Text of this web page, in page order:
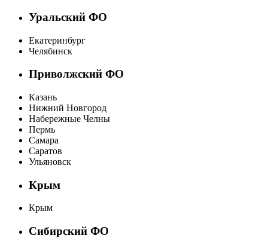
Уральский ФО
Екатеринбург
Челябинск
Приволжский ФО
Казань
Нижний Новгород
Набережные Челны
Пермь
Самара
Саратов
Ульяновск
Крым
Крым
Сибирский ФО